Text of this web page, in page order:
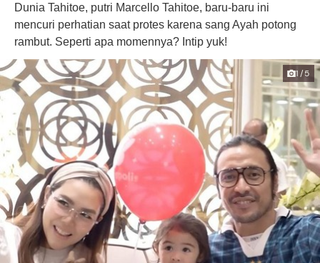
Dunia Tahitoe, putri Marcello Tahitoe, baru-baru ini
mencuri perhatian saat protes karena sang Ayah potong
rambut. Seperti apa momennya? Intip yuk!
1/5